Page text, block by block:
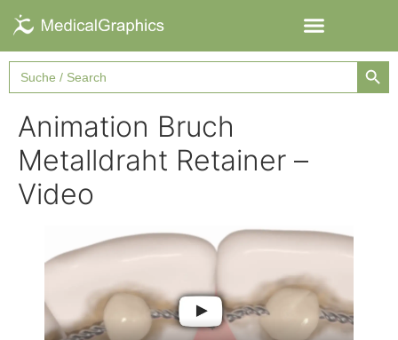
Search
for:
Animation Bruch
Metalldraht Retainer –
Video